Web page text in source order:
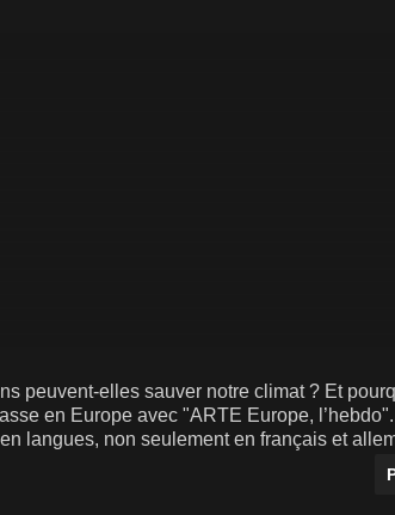
peuvent-elles sauver notre climat ? Et
en Europe avec "ARTE Europe,
langues, non seulement en français et